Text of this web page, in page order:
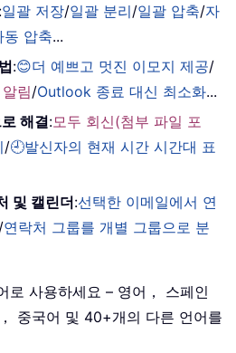
:일괄 저장/일괄 분리/일괄 압축/자
동 압축...
:😊더 예쁘고 멋진 이모지 제공/
림/Outlook 종료 대신 최소화...
해결:모두 회신(첨부 파일 포
/🕘발신자의 현재 시간 시간대 표
및 캘린더:선택한 이메일에서 연
/연락처 그룹를 개별 그룹으로 분
로 사용하세요 – 영어， 스페인
중국어 및 40+개의 다른 언어를